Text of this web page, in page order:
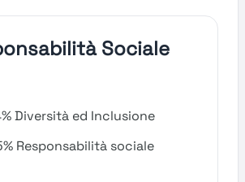
Sociale
Diversità ed Inclusione
Responsabilità sociale